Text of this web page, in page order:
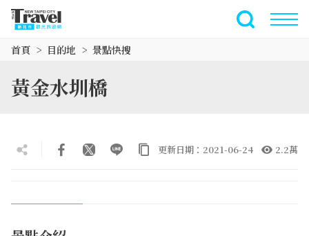
全文檢索
首頁 目的地 景點快搜
黃金水圳橋
更新日期：2021-06-24 2.2萬